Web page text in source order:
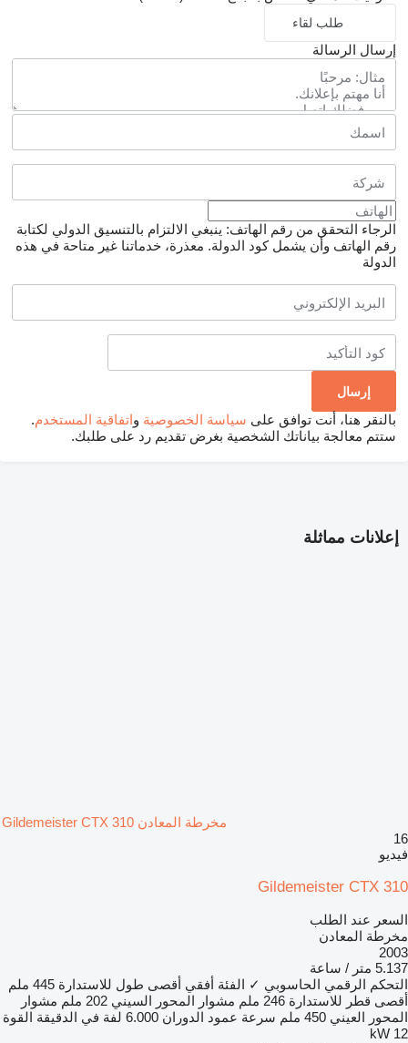
طلب لقاء
إرسال الرسالة
الرجاء التحقق من رقم الهاتف: ينبغي الالتزام بالتنسيق الدولي لكتابة
رقم الهاتف وأن يشمل كود الدولة. معذرة، خدماتنا غير متاحة في هذه
الدولة
بالنقر هنا، أنت توافق على سياسة الخصوصية واتفاقية المستخدم.
ستتم معالجة بياناتك الشخصية بغرض تقديم رد على طلبك.
إعلانات مماثلة
مخرطة المعادن Gildemeister CTX 310
16
فيديو
Gildemeister CTX 310
السعر عند الطلب
مخرطة المعادن
2003
5.137 متر / ساعة
التحكم الرقمي الحاسوبي ✓ الفئة أفقي أقصى طول للاستدارة 445 ملم
أقصى قطر للاستدارة 246 ملم مشوار المحور السيني 202 ملم
مشوار
المحور العيني 450 ملم سرعة عمود الدوران 6.000 لفة في الدقيقة
القوة
12 kW